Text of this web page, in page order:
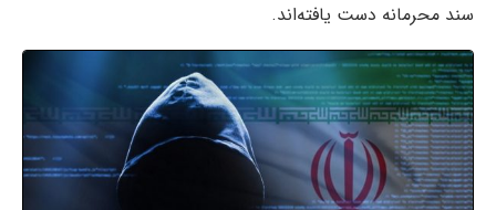
سند محرمانه دست یافته‌اند.